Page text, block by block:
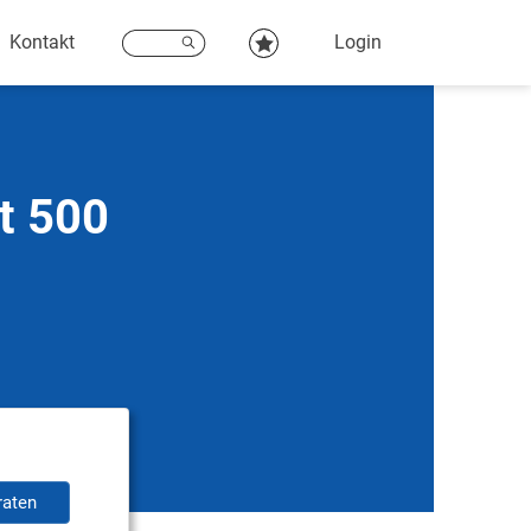
Kontakt Login
500